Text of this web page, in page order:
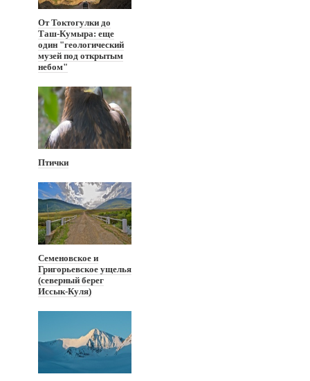
От Токтогулки до
Таш-Кумыра: еще
один "геологический
музей под открытым
небом"
Птички
Семеновское и
Григорьевское ущелья
(северный берег
Иссык-Куля)